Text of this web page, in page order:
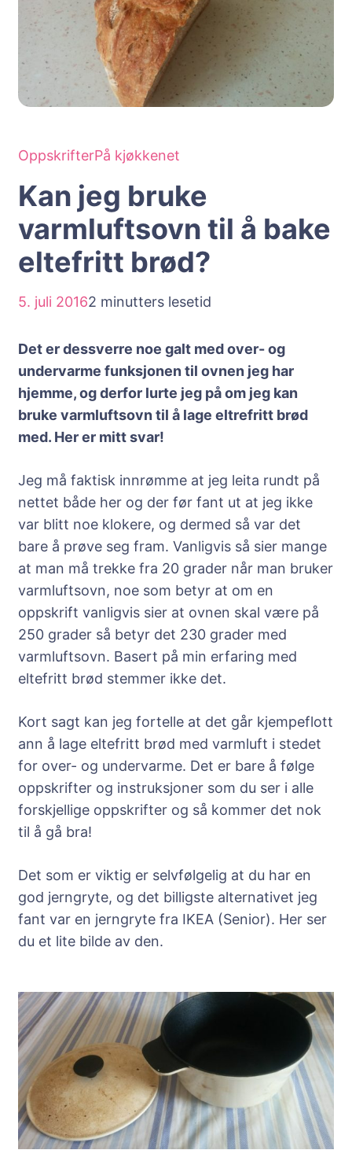
OppskrifterPå kjøkkenet
Kan jeg bruke
varmluftsovn til å bake
eltefritt brød?
5. juli 20162 minutters lesetid
Det er dessverre noe galt med over- og
undervarme funksjonen til ovnen jeg har
hjemme, og derfor lurte jeg på om jeg kan
bruke varmluftsovn til å lage eltrefritt brød
med. Her er mitt svar!
Jeg må faktisk innrømme at jeg leita rundt på
nettet både her og der før fant ut at jeg ikke
var blitt noe klokere, og dermed så var det
bare å prøve seg fram. Vanligvis så sier mange
at man må trekke fra 20 grader når man bruker
varmluftsovn, noe som betyr at om en
oppskrift vanligvis sier at ovnen skal være på
250 grader så betyr det 230 grader med
varmluftsovn. Basert på min erfaring med
eltefritt brød stemmer ikke det.
Kort sagt kan jeg fortelle at det går kjempeflott
ann å lage eltefritt brød med varmluft i stedet
for over- og undervarme. Det er bare å følge
oppskrifter og instruksjoner som du ser i alle
forskjellige oppskrifter og så kommer det nok
til å gå bra!
Det som er viktig er selvfølgelig at du har en
god jerngryte, og det billigste alternativet jeg
fant var en jerngryte fra IKEA (Senior). Her ser
du et lite bilde av den.